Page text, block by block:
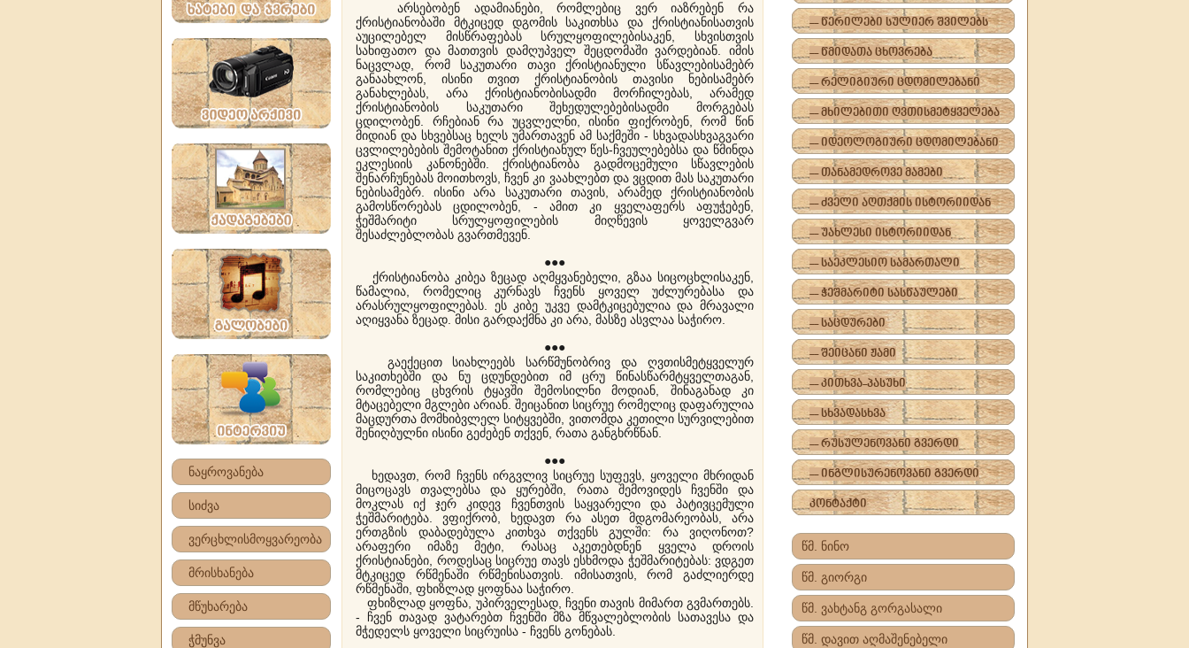
ნაყროვანება
სიძვა
ვერცხლისმოყვარეობა
მრისხანება
მწუხარება
ჭმუნვა
არსებობენ ადამიანები, რომლებიც ვერ იაზრებენ რა
ქრისტიანობაში მტკიცედ დგომის საკითხსა და ქრისტიანისათვის
აუცილებელ მისწრაფებას სრულყოფილებისაკენ, სხვისთვის
სახიფათო და მათთვის დამღუპველ შეცდომაში ვარდებიან. იმის
ნაცვლად, რომ საკუთარი თავი ქრისტიანული სწავლებისამებრ
განაახლონ, ისინი თვით ქრისტიანობის თავისი ნებისამებრ
განახლებას, არა ქრისტიანობისადმი მორჩილებას, არამედ
ქრისტიანობის საკუთარი შეხედულებებისადმი მორგებას
ცდილობენ. რჩებიან რა უცვლელნი, ისინი ფიქრობენ, რომ წინ
მიდიან და სხვებსაც ხელს უმართავენ ამ საქმეში - სხვადასხვაგვარი
ცვლილებების შემოტანით ქრისტიანულ წეს-ჩვეულებებსა და წმინდა
ეკლესიის კანონებში. ქრისტიანობა გადმოცემული სწავლების
შენარჩუნებას მოითხოვს, ჩვენ კი ვაახლებთ და ვცდით მას საკუთარი
ნებისამებრ. ისინი არა საკუთარი თავის, არამედ ქრისტიანობის
გამოსწორებას ცდილობენ, - ამით კი ყველაფერს აფუჭებენ,
ჭეშმარიტი სრულყოფილების მიღწევის ყოველგვარ
შესაძლებლობას გვართმევენ.
●●●
ქრისტიანობა კიბეა ზეცად აღმყვანებელი, გზაა სიცოცხლისაკენ,
წამალია, რომელიც კურნავს ჩვენს ყოველ უძლურებასა და
არასრულყოფილებას. ეს კიბე უკვე დამტკიცებულია და მრავალი
აღიყვანა ზეცად. მისი გარდაქმნა კი არა, მასზე ასვლაა საჭირო.
●●●
გაექეცით სიახლეებს სარწმუნობრივ და ღვთისმეტყველურ
საკითხებში და ნუ ცდუნდებით იმ ცრუ წინასწარმტყველთაგან,
რომლებიც ცხვრის ტყავში შემოსილნი მოდიან, შინაგანად კი
მტაცებელი მგლები არიან. შეიცანით სიცრუე რომელიც დაფარულია
მაცდურთა მომხიბვლელ სიტყვებში, ვითომდა კეთილი სურვილებით
შენიღბულნი ისინი გეძებენ თქვენ, რათა განგხრწნან.
●●●
ხედავთ, რომ ჩვენს ირგვლივ სიცრუე სუფევს, ყოველი მხრიდან
მიცოცავს თვალებსა და ყურებში, რათა შემოვიდეს ჩვენში და
მოკლას იქ ჯერ კიდევ ჩვენთვის საყვარელი და პატივცემული
ჭეშმარიტება. ვფიქრობ, ხედავთ რა ასეთ მდგომარეობას, არა
ერთგზის დაბადებულა კითხვა თქვენს გულში: რა ვიღონოთ?
არაფერი იმაზე მეტი, რასაც აკეთებდნენ ყველა დროის
ქრისტიანები, როდესაც სიცრუე თავს ესხმოდა ჭეშმარიტებას: ვდგეთ
მტკიცედ რწმენაში რწმენისათვის. იმისათვის, რომ გაძლიერდე
რწმენაში, ფხიზლად ყოფნაა საჭირო.
ფხიზლად ყოფნა, უპირველესად, ჩვენი თავის მიმართ გვმართებს.
- ჩვენ თავად ვატარებთ ჩვენში მზა მწვალებლობის სათავესა და
მჭედელს ყოველი სიცრუისა - ჩვენს გონებას.
-- წერილები სულიერ შვილებს
-- წმიდათა ცხოვრება
-- რელიგიური ცდომილებანი
-- მხილებითი ღვთისმეტყველება
-- იდეოლოგიური ცდომილებანი
-- თანამედროვე მამები
-- ძველი აღთქმის ისტორიიდან
-- უახლესი ისტორიიდან
-- საეკლესიო სამართალი
-- ჭეშმარიტი სასწაულები
-- საცდურები
-- შეიცანი ჟამი
-- კითხვა-პასუხი
-- სხვადასხვა
-- რუსულენოვანი გვერდი
-- ინგლისურენოვანი გვერდი
კონტაქტი
წმ. ნინო
წმ. გიორგი
წმ. ვახტანგ გორგასალი
წმ. დავით აღმაშენებელი